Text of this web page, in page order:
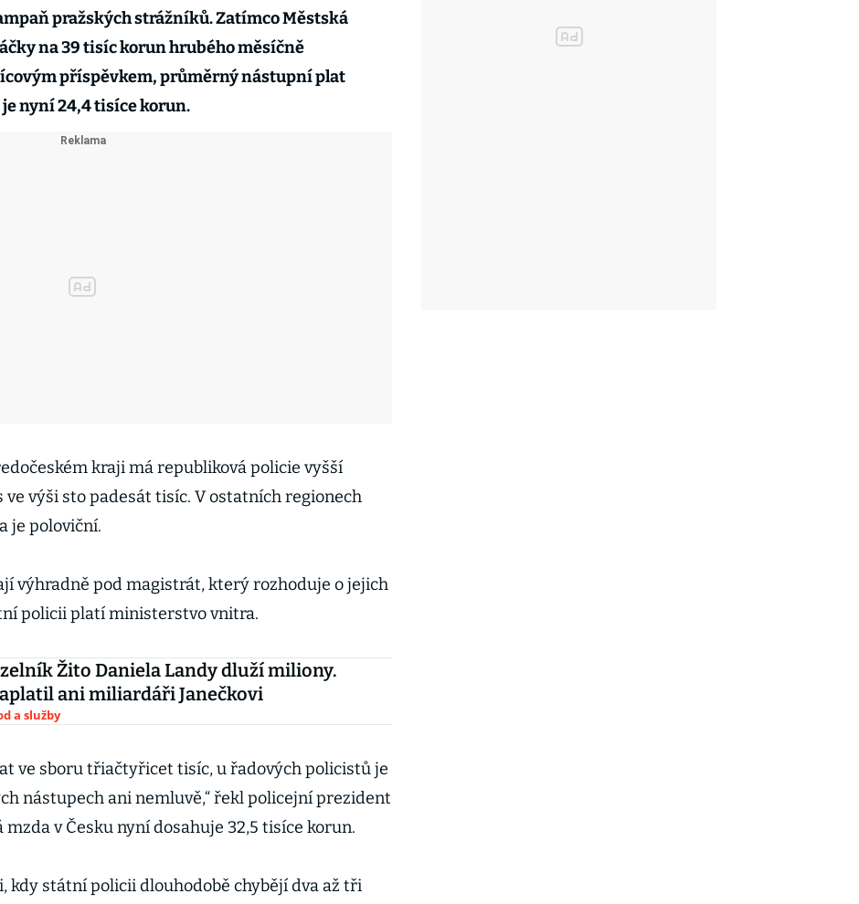
pražských strážníků. Zatímco Městská
na 39 tisíc korun hrubého měsíčně
příspěvkem, průměrný nástupní plat
nyní 24,4 tisíce korun.
kraji má republiková policie vyšší
ve výši sto padesát tisíc. V ostatních regionech
je poloviční.
výhradně pod magistrát, který rozhoduje o jejich
policii platí ministerstvo vnitra.
Žito Daniela Landy dluží miliony.
ani miliardáři Janečkovi
a služby
ve sboru třiačtyřicet tisíc, u řadových policistů je
nástupech ani nemluvě,“ řekl policejní prezident
mzda v Česku nyní dosahuje 32,5 tisíce korun.
kdy státní policii dlouhodobě chybějí dva až tři